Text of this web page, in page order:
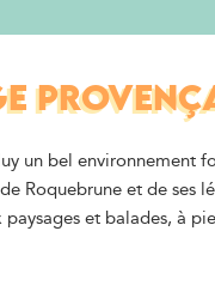
un bel environnement
Roquebrune et de ses
et balades, à